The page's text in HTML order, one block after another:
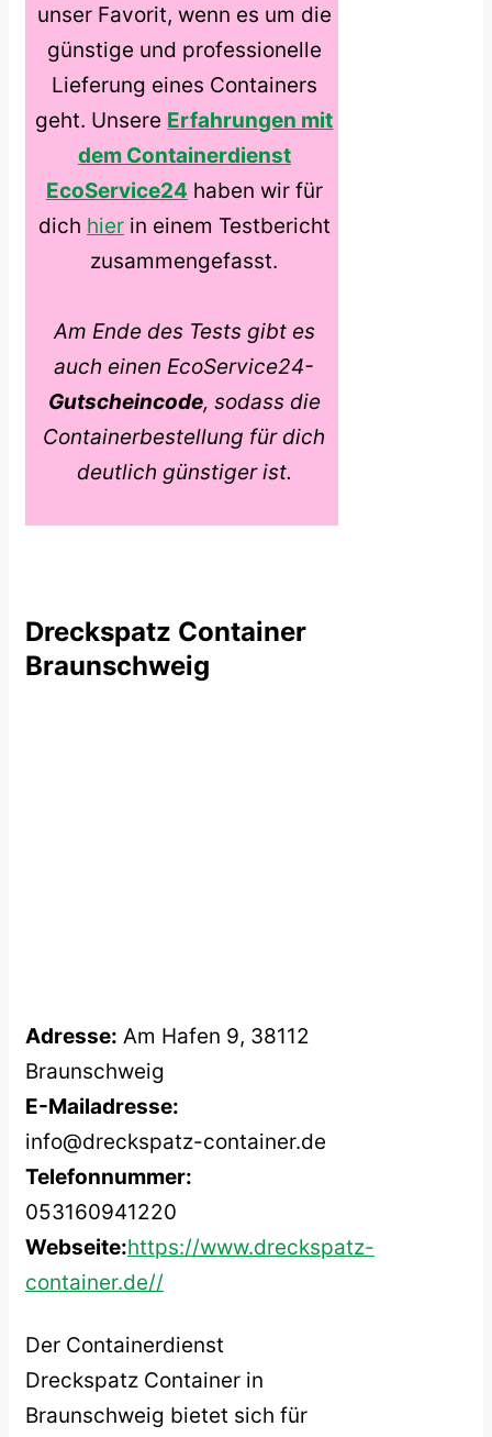
unser Favorit, wenn es um die
günstige und professionelle
Lieferung eines Containers
geht. Unsere Erfahrungen mit
dem Containerdienst
EcoService24 haben wir für
dich hierin einem Testbericht
zusammengefasst.
Am Ende des Tests gibt es
auch einen EcoService24-
Gutscheincode, sodass die
Containerbestellung für dich
deutlich günstiger ist.
Dreckspatz Container
Braunschweig
Adresse: Am Hafen 9, 38112
Braunschweig
E-Mailadresse:
info@dreckspatz-container.de
Telefonnummer:
053160941220
Webseite:https://www.dreckspatz-
container.de//
Der Containerdienst
Dreckspatz Container in
Braunschweig bietet sich für